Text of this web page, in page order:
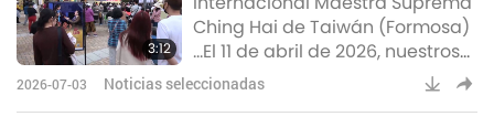
Vegana.Celebrada en el
pintoresco Parque del Lago Eola
de Orlando, la celebració
3:12
Ching Hai de Taiwán (Formosa)
…El 11 de abril de 2026, nuestros
miembros de la Asociación en
Taiwán (Formosa) organizaron
2026-07-03 Noticias seleccionadas